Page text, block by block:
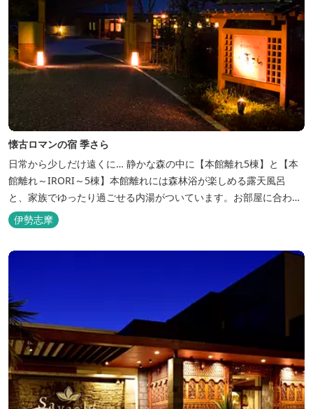
懐古ロマンの宿 季さら
日常から少しだけ遠くに… 静かな森の中に【本館離れ5棟】と【本
館離れ～IRORI～5棟】本館離れには森林浴が楽しめる露天風呂
と、家族でゆったり過ごせる内湯がついています。お部屋に合わせ
た様々なプランがございます。
伊勢志摩